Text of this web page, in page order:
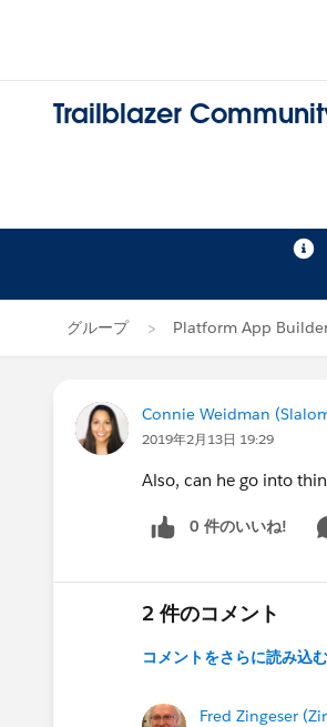
Trailblazer
グループ Platform App
Connie Weidman
2019年2月13日 19:29
Also, can he go into
0 件のいいね!
2 件のコメント
コメントをさらに読み込
Fred Zingeser